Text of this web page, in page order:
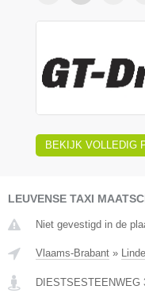
BEKIJK VOLLEDIG
LEUVENSE TAXI
Niet gevestigd in de
Vlaams-Brabant »
DIESTSESTEENWEG